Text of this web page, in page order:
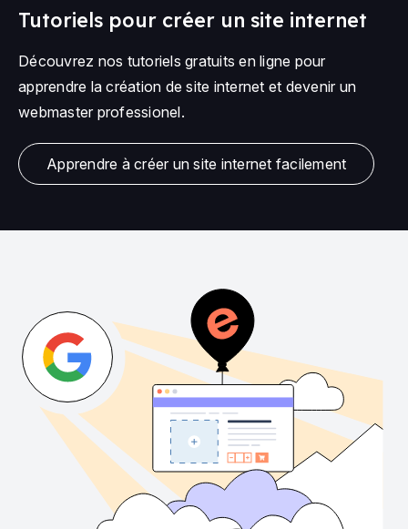
Tutoriels pour créer un site internet
Découvrez nos tutoriels gratuits en ligne pour
apprendre la création de site internet et devenir un
webmaster professionel.
Apprendre à créer un site internet facilement